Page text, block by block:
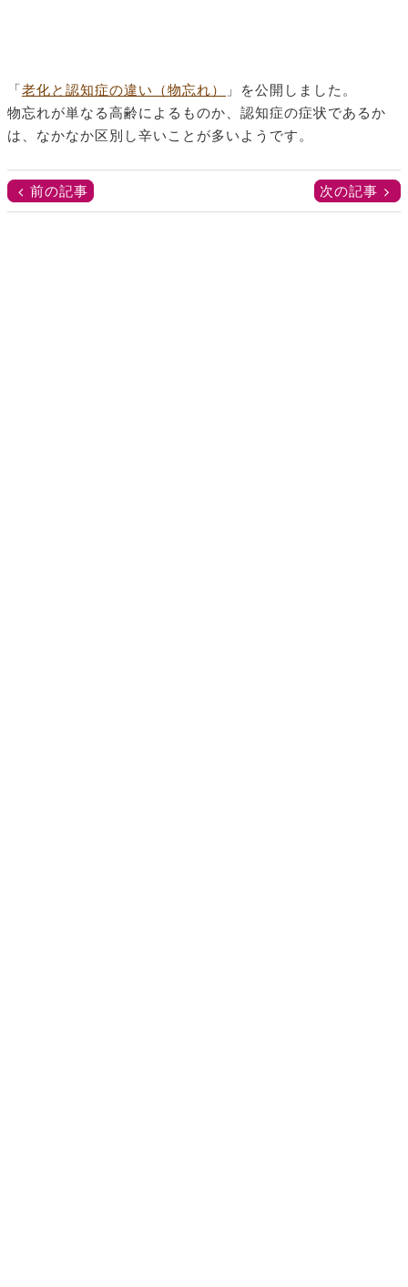
「老化と認知症の違い（物忘れ）
」を公開しました。
物忘れが単なる高齢によるものか、認知症の症状であるか
は、なかなか区別し辛いことが多いようです。
次の記事
前の記事